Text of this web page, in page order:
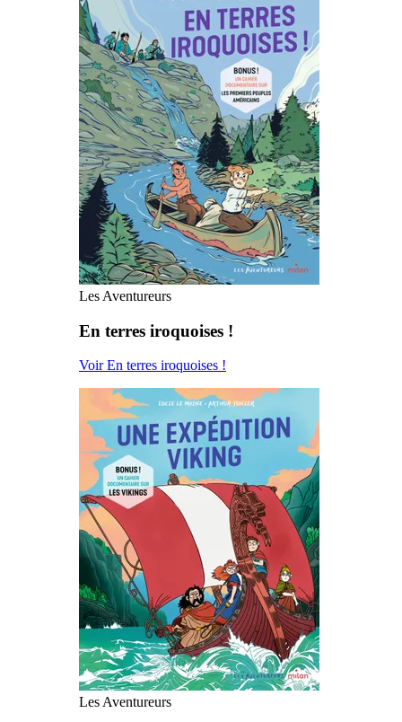
Les Aventureurs
En terres iroquoises !
Voir En terres iroquoises !
Les Aventureurs